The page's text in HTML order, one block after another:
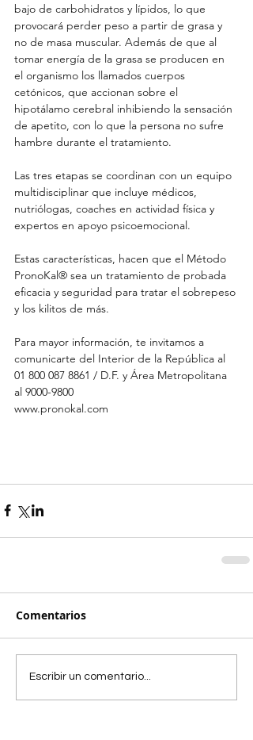
bajo de carbohidratos y lípidos, lo que
provocará perder peso a partir de grasa y
no de masa muscular. Además de que al
tomar energía de la grasa se producen en
el organismo los llamados cuerpos
cetónicos, que accionan sobre el
hipotálamo cerebral inhibiendo la sensación
de apetito, con lo que la persona no sufre
hambre durante el tratamiento.
Las tres etapas se coordinan con un equipo
multidisciplinar que incluye médicos,
nutriólogas, coaches en actividad física y
expertos en apoyo psicoemocional.
Estas características, hacen que el Método
PronoKal® sea un tratamiento de probada
eficacia y seguridad para tratar el sobrepeso
y los kilitos de más.
Para mayor información, te invitamos a
comunicarte del Interior de la República al
01 800 087 8861 / D.F. y Área Metropolitana
al 9000-9800
www.pronokal.com
Comentarios
Escribir un comentario...